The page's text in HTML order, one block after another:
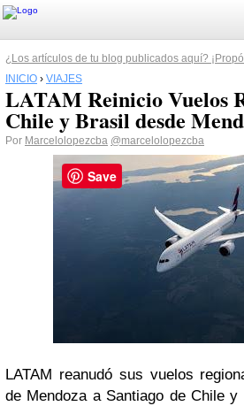
¿Los artículos de tu blog publicados aquí?
INICIO › VIAJES
LATAM Reinicio Vuelos
Chile y Brasil desde
Por Marcelolopezcba @marcelolopezcba
LATAM reanudó sus vuelos
de Mendoza a Santiago de Chile
Save